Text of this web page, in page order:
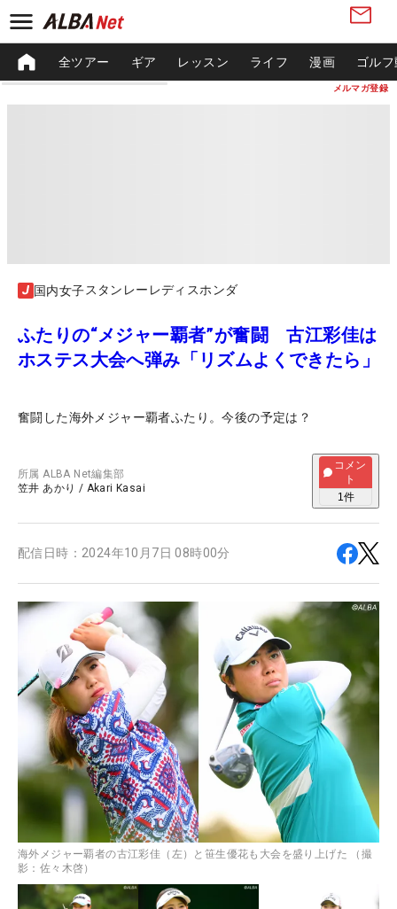
メルマガ登録
全ツアー ギア レッスン ライフ 漫画 ゴル
国内女子スタンレーレディスホンダ
ふたりの“メジャー覇者”が奮闘 古江彩佳は
ホステス大会へ弾み「リズムよくできたら」
奮闘した海外メジャー覇者ふたり。今後の予定は？
所属ALBA Net編集部
笠井 あかり / Akari Kasai
コメン
ト
1件
配信日時： 2024年10月7日 08時00分
海外メジャー覇者の古江彩佳（左）と笹生優花も大会を盛り上げた （撮
影：佐々木啓）